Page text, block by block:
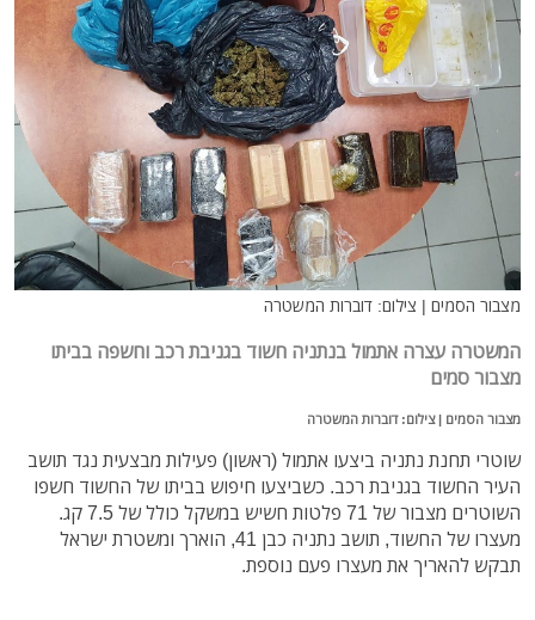
מצבור הסמים | צילום: דוברות המשטרה
המשטרה עצרה אתמול בנתניה חשוד בגניבת רכב וחשפה בביתו
מצבור סמים
מצבור הסמים | צילום: דוברות המשטרה
שוטרי תחנת נתניה ביצעו אתמול (ראשון) פעילות מבצעית נגד תושב
העיר החשוד בגניבת רכב. כשביצעו חיפוש בביתו של החשוד חשפו
השוטרים מצבור של 71 פלטות חשיש במשקל כולל של 7.5 קג.
מעצרו של החשוד, תושב נתניה כבן 41, הוארך ומשטרת ישראל
תבקש להאריך את מעצרו פעם נוספת.